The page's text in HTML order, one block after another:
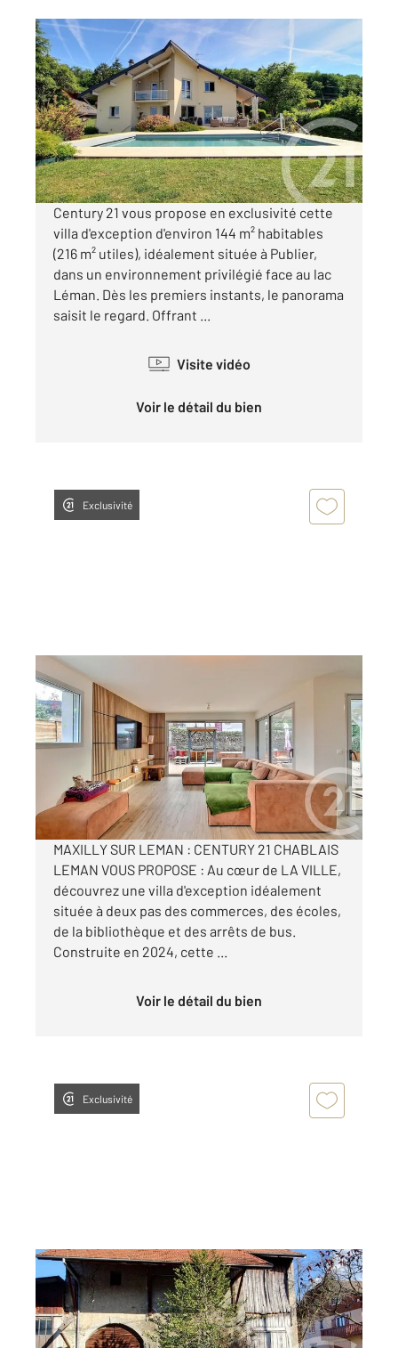
PUBLIER 74
144 m
2
, 5 pièces
Ref : 156219
Maison à vendre
1 260 000 €
Visiter le site dédié
Century 21 vous propose en exclusivité cette
villa d'exception d'environ 144 m² habitables
(216 m² utiles), idéalement située à Publier,
dans un environnement privilégié face au lac
Léman. Dès les premiers instants, le panorama
saisit le regard. Offrant ...
Visite vidéo
Voir le détail du bien
Exclusivité
MAXILLY SUR LEMAN 74
150 m
, 6 pièces
Ref : 155869
Maison à vendre
695 000 €
Visiter le site dédié
MAXILLY SUR LEMAN : CENTURY 21 CHABLAIS
LEMAN VOUS PROPOSE : Au cœur de LA VILLE,
découvrez une villa d'exception idéalement
située à deux pas des commerces, des écoles,
de la bibliothèque et des arrêts de bus.
Construite en 2024, cette ...
Voir le détail du bien
Exclusivité
MARIN 74
216 m2, 1 pièce
Ref : 155842
Maison à vendre